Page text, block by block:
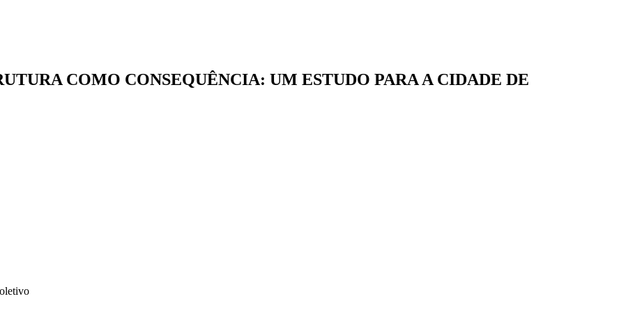
COMO CONSEQUÊNCIA: UM ESTUDO PARA A CIDADE DE